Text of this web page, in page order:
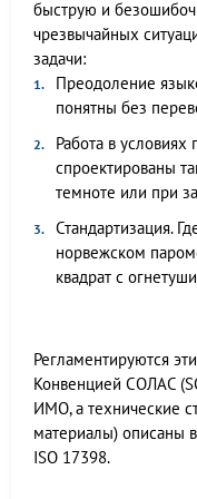
быструю и
чрезвычайных
задачи:
Преодоление
понятны без
Работа в
спроектированы
темноте или при
Стандартизация.
норвежском
квадрат с
Регламентируются
Конвенцией СОЛАС
ИМО, а технические
материалы) описаны
ISO 17398.